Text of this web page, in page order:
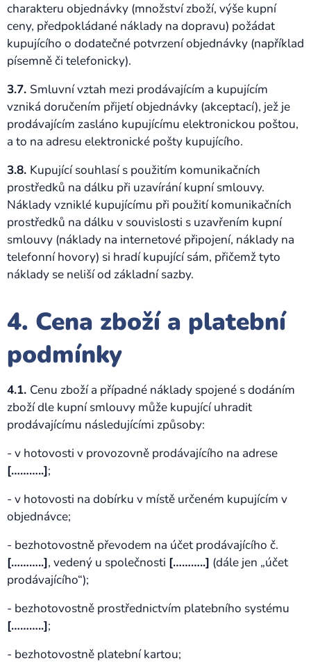
charakteru objednávky (množství zboží, výše kupní
ceny, předpokládané náklady na dopravu) požádat
kupujícího o dodatečné potvrzení objednávky (například
písemně či telefonicky).
3.7. Smluvní vztah mezi prodávajícím a kupujícím
vzniká doručením přijetí objednávky (akceptací), jež je
prodávajícím zasláno kupujícímu elektronickou poštou,
a to na adresu elektronické pošty kupujícího.
3.8. Kupující souhlasí s použitím komunikačních
prostředků na dálku při uzavírání kupní smlouvy.
Náklady vzniklé kupujícímu při použití komunikačních
prostředků na dálku v souvislosti s uzavřením kupní
smlouvy (náklady na internetové připojení, náklady na
telefonní hovory) si hradí kupující sám, přičemž tyto
náklady se neliší od základní sazby.
4. Cena zboží a platební
podmínky
4.1. Cenu zboží a případné náklady spojené s dodáním
zboží dle kupní smlouvy může kupující uhradit
prodávajícímu následujícími způsoby:
- v hotovosti v provozovně prodávajícího na adrese
[………..];
- v hotovosti na dobírku v místě určeném kupujícím v
objednávce;
- bezhotovostně převodem na účet prodávajícího č.
[………..], vedený u společnosti [………..] (dále jen „účet
prodávajícího“);
- bezhotovostně prostřednictvím platebního systému
[………..];
- bezhotovostně platební kartou;